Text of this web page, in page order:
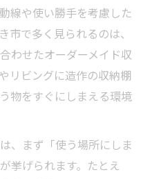
線や使い勝手を考慮した
市で多く見られるのは、
わせたオーダーメイド収
リビングに造作の収納棚
物をすぐにしまえる環境
、まず「使う場所にしま
挙げられます。たとえ